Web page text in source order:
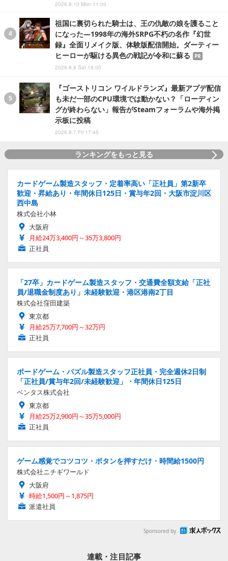
2026.8.10 Mon 11:00
祖国に裏切られた騎士は、王の仇敵の娘を護ること
になった―1998年の海外SRPG不朽の名作『幻世
録』全面リメイク版、体験版配信開始。ダーティー
ヒーローが駆ける異色の戦記が令和に蘇る
PR
2026.8.8 Sat 18:00
『ゴーストリコン ワイルドランズ』最新アプデ配信
も未だ一部のCPU環境では動かない？「ローディン
グが終わらない」報告がSteamフォーラムや海外掲
示板に投稿
2026.8.7 Fri 17:45
ランキングをもっと見る
カードゲーム製造スタッフ・定着率高い「正社員」第2新卒
歓迎・昇給あり・年間休日125日・賞与年2回・大阪市淀川区
西中島
株式会社小林
大阪府
月給24万3,400円～35万3,800円
正社員
「27卒」カードゲーム製造スタッフ・交通費全額支給「正社
員/退職金制度あり」未経験歓迎・港区港南2丁目
株式会社窪田建築
東京都
月給25万7,700円～32万円
正社員
ボードゲーム・パズル製造スタッフ正社員・完全週休2日制
「正社員/賞与年2回/未経験歓迎」・年間休日125日
ベンタス株式会社
東京都
月給25万2,900円～35万5,000円
正社員
ゲーム感覚でコツコツ・ボタンを押すだけ・時間給1500円
株式会社ニチギワールド
大阪府
時給1,500円～1,875円
派遣社員
Sponsored by
連載・注目記事